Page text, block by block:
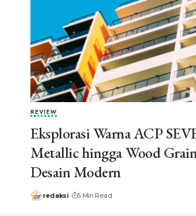
REVIEW
Eksplorasi Warna ACP
Metallic hingga Wood
Desain Modern
redaksi 5 Min Read